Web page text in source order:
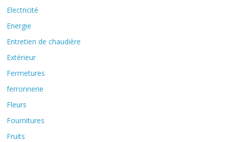
Electricité
Energie
Entretien de chaudière
Extérieur
Fermetures
ferronnerie
Fleurs
Fournitures
Fruits